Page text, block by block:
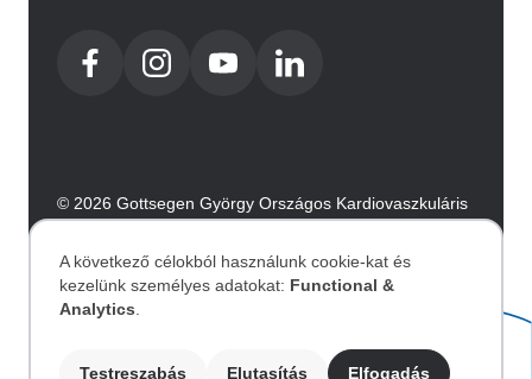
© 2026 Gottsegen György Országos Kardiovaszkuláris
Intézet. Minden jog fenntartva.
Személyes
A következő célokból használunk cookie-kat és
kezelünk személyes adatokat: Functional &
Analytics
Testreszabás Elutasítás Elfogadás